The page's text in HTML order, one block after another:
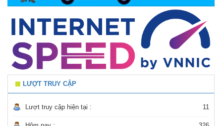
LƯỢT TRUY CẬP
Lượt truy cập hiện tại : 11